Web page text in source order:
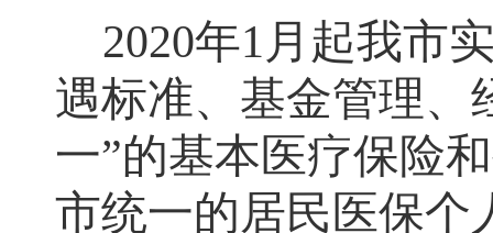
2020年1 月起我市
遇标准、基金管理、
一”的基本医疗保险
市统一的居民医保个